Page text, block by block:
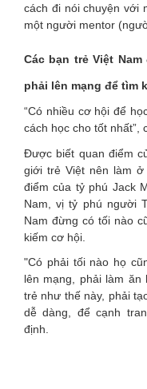
cách đi nói chuyện với
một người mentor
Các bạn trẻ Việt
phải lên mạng để tìm
“Có nhiều cơ hội để
cách học cho tốt nhất”,
Được biết quan điểm
giới trẻ Việt nên làm
điểm của tỷ phú Jack
Nam, vị tỷ phú người
Nam đừng có tối nào
kiếm cơ hội.
"Có phải tối nào họ
lên mạng, phải làm ăn
trẻ như thế này, phải
dễ dàng, để cạnh
định.